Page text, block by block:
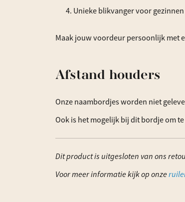
Unieke blikvanger voor gezinnen
Maak jouw voordeur persoonlijk met
Afstand houders
Onze naambordjes worden niet
Ook is het mogelijk bij dit bordje om
Dit product is uitgesloten van ons
Voor meer informatie kijk op onze